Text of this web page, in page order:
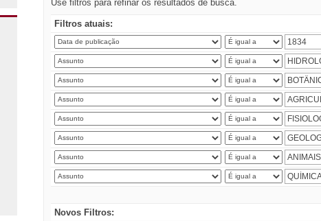
Use filtros para refinar os resultados de busca.
Filtros atuais:
Novos Filtros: